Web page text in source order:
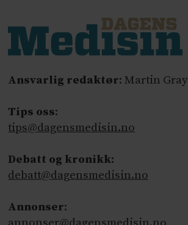
Ansvarlig redaktør: Martin Gray
Tips oss:
tips@dagensmedisin.no
Debatt og kronikk:
debatt@dagensmedisin.no
Annonser: